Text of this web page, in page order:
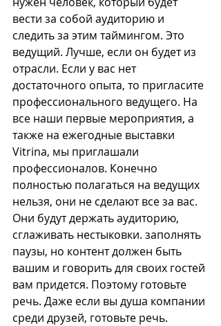
вести за собой аудиторию и
следить за этим таймингом. Это
ведущий. Лучше, если он будет из
отрасли. Если у вас нет
достаточного опыта, то пригласите
профессионального ведущего. На
все наши первые мероприятия, а
также на ежегодные выставки
Vitrina, мы приглашали
профессионалов. Конечно
полностью полагаться на ведущих
нельзя, они не сделают все за вас.
Они будут держать аудиторию,
сглаживать нестыковки. заполнять
паузы, но контент должен быть
вашим и говорить для своих гостей
вам придется. Поэтому готовьте
речь. Даже если вы душа компании
среди друзей, готовьте речь.